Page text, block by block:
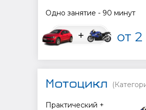
Мотоцикл
Практический +
Одно занятие - 90 минут
от